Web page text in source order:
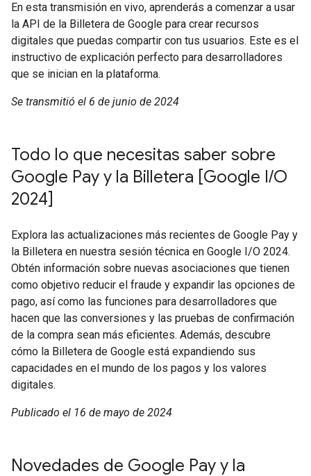
En esta transmisión en vivo, aprenderás a comenzar a usar
la API de la Billetera de Google para crear recursos
digitales que puedas compartir con tus usuarios. Este es el
instructivo de explicación perfecto para desarrolladores
que se inician en la plataforma.
Se transmitió el 6 de junio de 2024
Todo lo que necesitas saber sobre
Google Pay y la Billetera [Google I/O
2024]
Explora las actualizaciones más recientes de Google Pay y
la Billetera en nuestra sesión técnica en Google I/O 2024.
Obtén información sobre nuevas asociaciones que tienen
como objetivo reducir el fraude y expandir las opciones de
pago, así como las funciones para desarrolladores que
hacen que las conversiones y las pruebas de confirmación
de la compra sean más eficientes. Además, descubre
cómo la Billetera de Google está expandiendo sus
capacidades en el mundo de los pagos y los valores
digitales.
Publicado el 16 de mayo de 2024
Novedades de Google Pay y la